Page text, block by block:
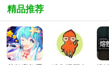
双子：暗影忍者攻略
1. 掌握忍术技能：熟悉并掌
人和战斗场景选择合适的技
精品推荐